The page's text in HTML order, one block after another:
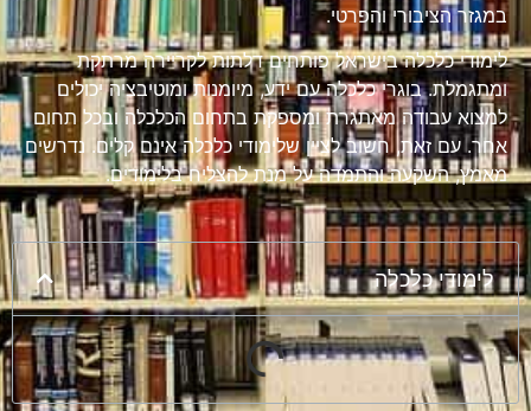
במגזר הציבורי והפרטי.
לימודי כלכלה בישראל פותחים דלתות לקריירה מרתקת
ומתגמלת. בוגרי כלכלה עם ידע, מיומנות ומוטיבציה יכולים
למצוא עבודה מאתגרת ומספקת בתחום הכלכלה ובכל תחום
אחר. עם זאת, חשוב לציין שלימודי כלכלה אינם קלים. נדרשים
מאמץ, השקעה והתמדה על מנת להצליח בלימודים.
לימודי כלכלה